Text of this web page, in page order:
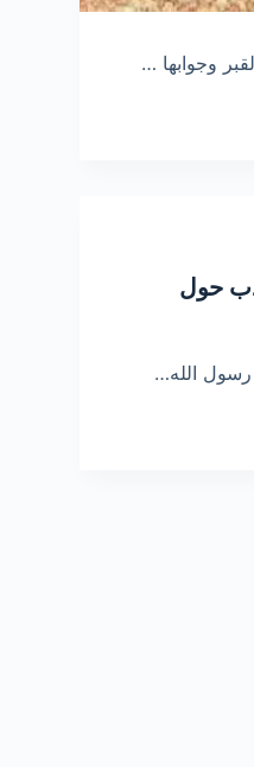
وجوابها …
حول
رسول الله…